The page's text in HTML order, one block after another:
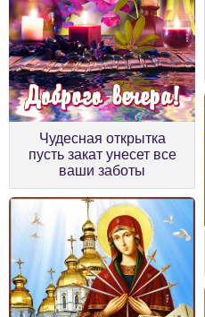
Чудесная открытка
пусть закат унесет все
ваши заботы